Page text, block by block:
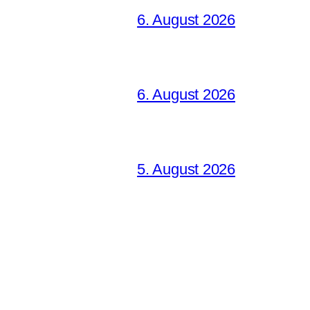
6. August 2026
6. August 2026
5. August 2026